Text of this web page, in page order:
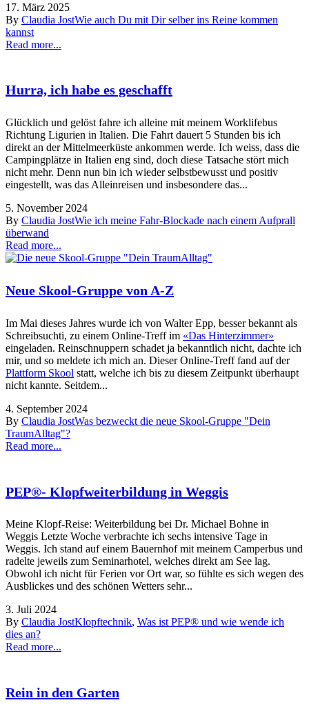
17. März 2025
By Claudia JostWie auch Du mit Dir selber ins Reine kommen
kannst
Read more...
Hurra, ich habe es geschafft
Glücklich und gelöst fahre ich alleine mit meinem Worklifebus
Richtung Ligurien in Italien. Die Fahrt dauert 5 Stunden bis ich
direkt an der Mittelmeerküste ankommen werde. Ich weiss, dass die
Campingplätze in Italien eng sind, doch diese Tatsache stört mich
nicht mehr. Denn nun bin ich wieder selbstbewusst und positiv
eingestellt, was das Alleinreisen und insbesondere das...
5. November 2024
By Claudia JostWie ich meine Fahr-Blockade nach einem Aufprall
überwand
Read more...
Neue Skool-Gruppe von A-Z
Im Mai dieses Jahres wurde ich von Walter Epp, besser bekannt als
Schreibsuchti, zu einem Online-Treff im «Das Hinterzimmer»
eingeladen. Reinschnuppern schadet ja bekanntlich nicht, dachte ich
mir, und so meldete ich mich an. Dieser Online-Treff fand auf der
Plattform Skool statt, welche ich bis zu diesem Zeitpunkt überhaupt
nicht kannte. Seitdem...
4. September 2024
By Claudia JostWas bezweckt die neue Skool-Gruppe "Dein
TraumAlltag"?
Read more...
PEP®- Klopfweiterbildung in Weggis
Meine Klopf-Reise: Weiterbildung bei Dr. Michael Bohne in
Weggis Letzte Woche verbrachte ich sechs intensive Tage in
Weggis. Ich stand auf einem Bauernhof mit meinem Camperbus und
radelte jeweils zum Seminarhotel, welches direkt am See lag.
Obwohl ich nicht für Ferien vor Ort war, so fühlte es sich wegen des
Ausblickes und des schönen Wetters sehr...
3. Juli 2024
By Claudia JostKlopftechnik, Was ist PEP® und wie wende ich
dies an?
Read more...
Rein in den Garten